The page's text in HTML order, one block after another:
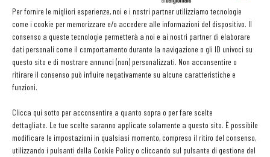
Per fornire le migliori esperienze, noi e i nostri partner utilizziamo tecnologie
come i cookie per memorizzare e/o accedere alle informazioni del dispositivo. Il
consenso a queste tecnologie permetterà a noi e ai nostri partner di elaborare
dati personali come il comportamento durante la navigazione o gli ID univoci su
questo sito e di mostrare annunci (non) personalizzati. Non acconsentire o
ritirare il consenso può influire negativamente su alcune caratteristiche e
funzioni.
Clicca qui sotto per acconsentire a quanto sopra o per fare scelte
dettagliate. Le tue scelte saranno applicate solamente a questo sito. È possibile
modificare le impostazioni in qualsiasi momento, compreso il ritiro del consenso,
utilizzando i pulsanti della Cookie Policy o cliccando sul pulsante di gestione del
Facebook Twitter
Ampliare l’attività del ristorante al catering? Sì, ma la
scelta giusta è puntare sul premium